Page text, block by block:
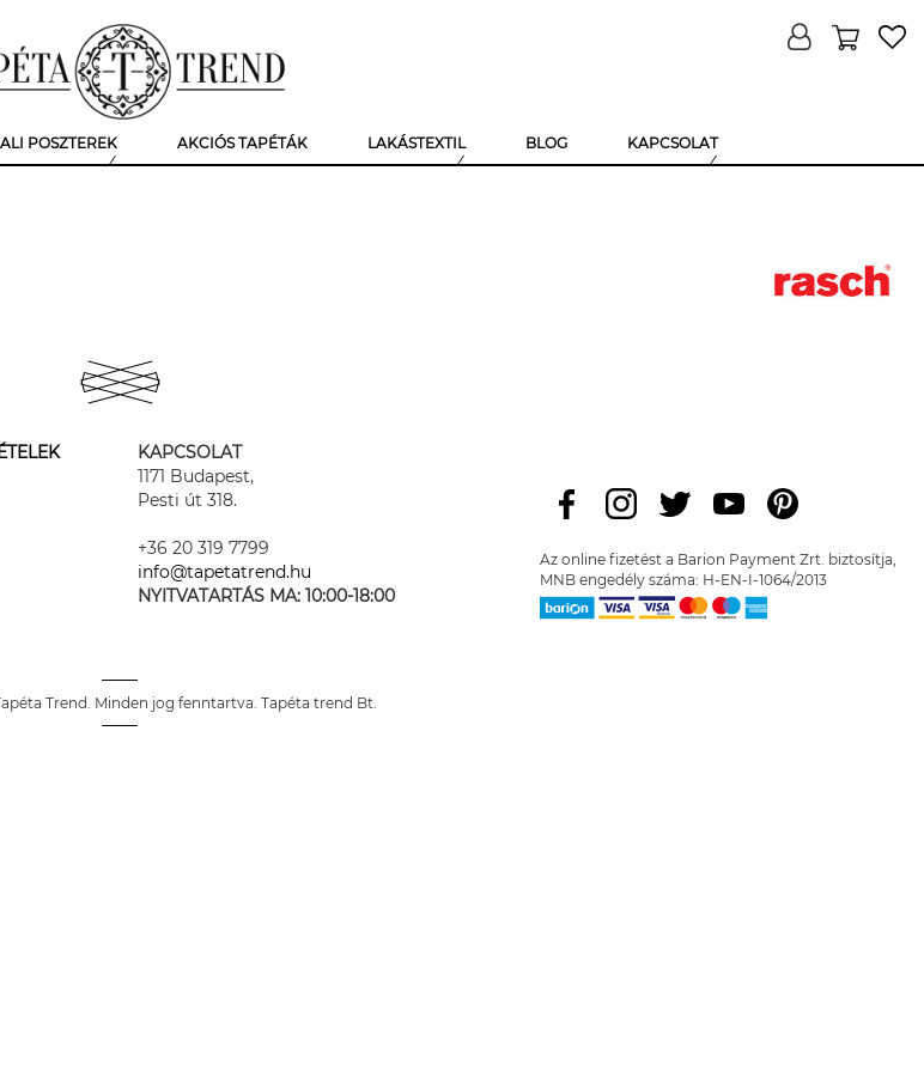
POSZTEREK AKCIÓS TAPÉTÁK LAKÁSTEXTIL BLOG KAPCSOLAT
KAPCSOLAT
1171 Budapest,
Pesti út 318.
+36 20 319 7799
info@tapetatrend.hu
NYITVATARTÁS MA: 10:00-18:00
Az online fizetést a Barion Payment Zrt. biztosítja,
MNB engedély száma: H-EN-I-1064/2013
Trend. Minden jog fenntartva. Tapéta trend Bt.